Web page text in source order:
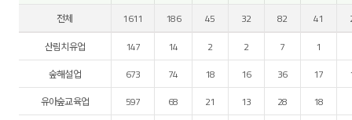
전체 1611 186 45 32 82 41
산림치유업
147 14 2 2 7
1
숲해설업
673 74 18 16 36 17
유아숲교육업
597 68 21 13 28
18